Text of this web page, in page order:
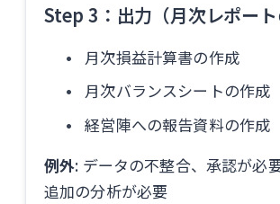
Step 3：出力（月次レポート
月次損益計算書の作成
月次バランスシートの作成
経営陣への報告資料の作成
例外: データの不整合、承認が必
追加の分析が必要